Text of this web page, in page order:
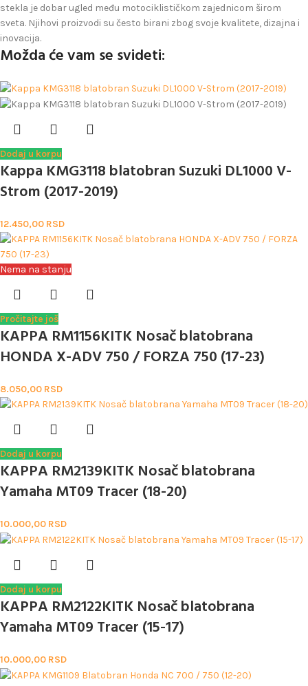
stekla je dobar ugled među motociklističkom zajednicom širom
sveta. Njihovi proizvodi su često birani zbog svoje kvalitete, dizajna i
inovacija.
Možda će vam se svideti:
Dodaj u korpu
Kappa KMG3118 blatobran Suzuki DL1000 V-
Strom (2017-2019)
12.450,00 RSD
Nema na stanju
Pročitajte još
KAPPA RM1156KITK Nosač blatobrana
HONDA X-ADV 750 / FORZA 750 (17-23)
8.050,00 RSD
Dodaj u korpu
KAPPA RM2139KITK Nosač blatobrana
Yamaha MT09 Tracer (18-20)
10.000,00 RSD
Dodaj u korpu
KAPPA RM2122KITK Nosač blatobrana
Yamaha MT09 Tracer (15-17)
10.000,00 RSD